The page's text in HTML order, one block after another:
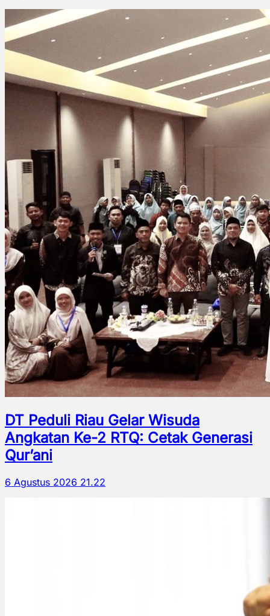
DT Peduli Riau Gelar Wisuda
Angkatan Ke-2 RTQ: Cetak Generasi
Qur’ani
6 Agustus 2026 21.22